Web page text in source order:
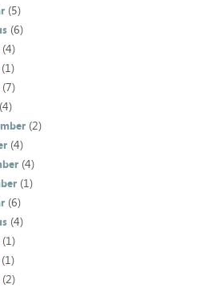
(5)
(6)
(2)
(4)
(4)
(1)
(6)
(4)